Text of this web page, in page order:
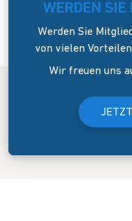
WERDEN
Werden Sie
von vielen
Wir freuen uns